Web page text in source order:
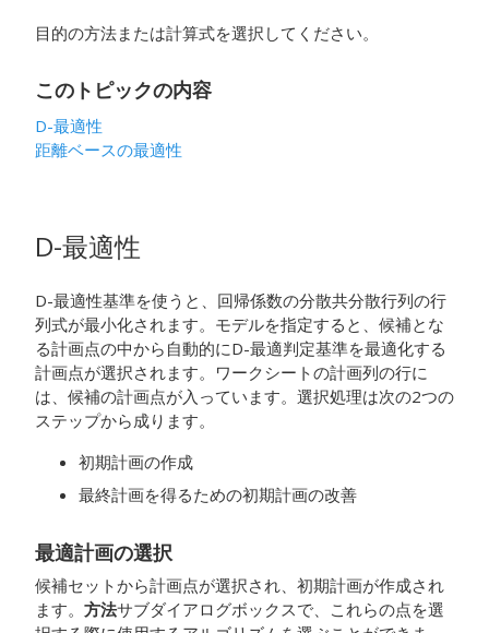
目的の方法または計算式を選択してください。
このトピックの内容
D-最適性
距離ベースの最適性
D-最適性
D-最適性基準を使うと、回帰係数の分散共分散行列の行
列式が最小化されます。モデルを指定すると、候補とな
る計画点の中から自動的にD-最適判定基準を最適化する
計画点が選択されます。ワークシートの計画列の行に
は、候補の計画点が入っています。選択処理は次の2つの
ステップから成ります。
初期計画の作成
最終計画を得るための初期計画の改善
最適計画の選択
候補セットから計画点が選択され、初期計画が作成され
ます。 方法サブダイアログボックスで、これらの点を選